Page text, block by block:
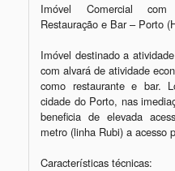
Imóvel Comercial
Restauração e Bar – Porto
Imóvel destinado a
com alvará de atividade
como restaurante e bar.
cidade do Porto, nas
beneficia de elevada
metro (linha Rubi) a acesso
Características técnicas: